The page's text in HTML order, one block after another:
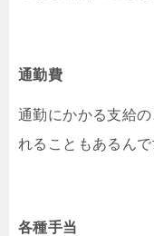
通勤費
通勤にかかる支給
れることもあるんで
各種手当